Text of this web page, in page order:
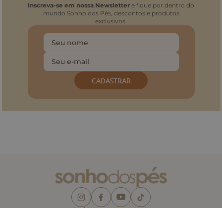
Inscreva-se em nossa Newsletter e fique por dentro do
mundo Sonho dos Pés, descontos e produtos
exclusivos.
CADASTRAR